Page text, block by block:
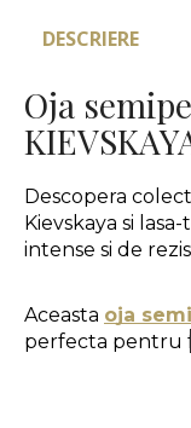
DESCRIERE
Oja
Descopera
Kievskaya si
intense si de
Aceasta oja
perfecta pentru